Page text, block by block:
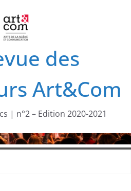
des
Art&Com
| n°2 – Edition 2020-2021